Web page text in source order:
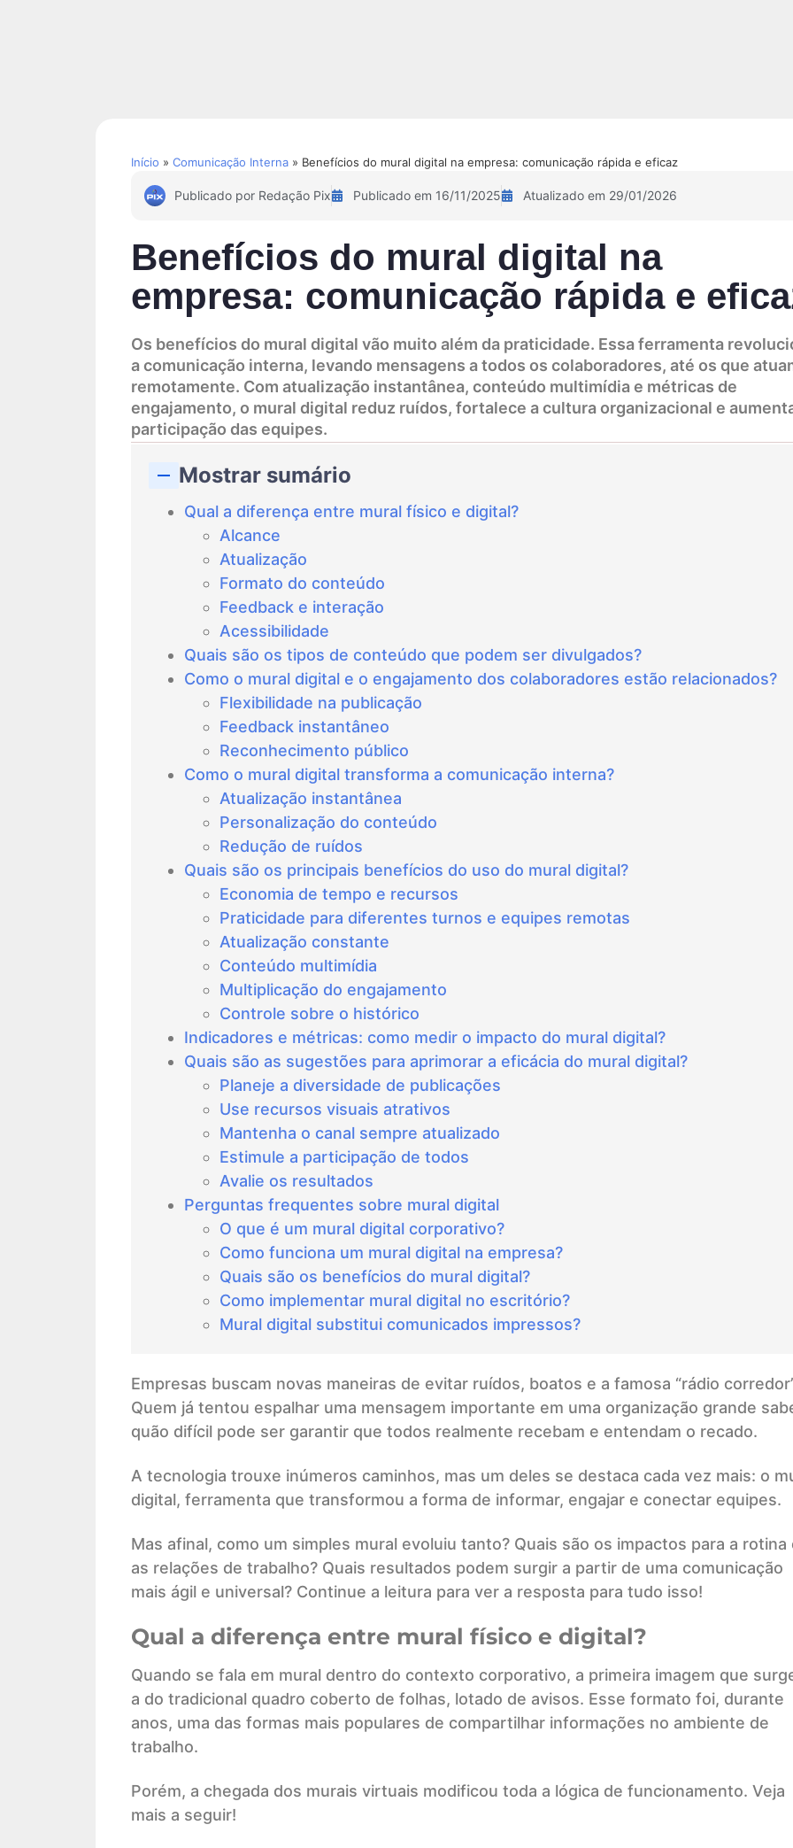
Início » Comunicação Interna » Benefícios do mural digital na empresa: comunicação rápida e eficaz
Publicado por Redação Pix Publicado em 16/11/2025 Atualizado em 29/01/2026
Benefícios do mural digital na
empresa: comunicação rápida e
Os benefícios do mural digital vão muito além da praticidade. Essa ferramenta
a comunicação interna, levando mensagens a todos os colaboradores, até os que
remotamente. Com atualização instantânea, conteúdo multimídia e métricas de
engajamento, o mural digital reduz ruídos, fortalece a cultura organizacional e
participação das equipes.
Mostrar sumário
Qual a diferença entre mural físico e digital?
Alcance
Atualização
Formato do conteúdo
Feedback e interação
Acessibilidade
Quais são os tipos de conteúdo que podem ser divulgados?
Como o mural digital e o engajamento dos colaboradores estão relacionados?
Flexibilidade na publicação
Feedback instantâneo
Reconhecimento público
Como o mural digital transforma a comunicação interna?
Atualização instantânea
Personalização do conteúdo
Redução de ruídos
Quais são os principais benefícios do uso do mural digital?
Economia de tempo e recursos
Praticidade para diferentes turnos e equipes remotas
Atualização constante
Conteúdo multimídia
Multiplicação do engajamento
Controle sobre o histórico
Indicadores e métricas: como medir o impacto do mural digital?
Quais são as sugestões para aprimorar a eficácia do mural digital?
Planeje a diversidade de publicações
Use recursos visuais atrativos
Mantenha o canal sempre atualizado
Estimule a participação de todos
Avalie os resultados
Perguntas frequentes sobre mural digital
O que é um mural digital corporativo?
Como funciona um mural digital na empresa?
Quais são os benefícios do mural digital?
Como implementar mural digital no escritório?
Mural digital substitui comunicados impressos?
Empresas buscam novas maneiras de evitar ruídos, boatos e a famosa “rádio
Quem já tentou espalhar uma mensagem importante em uma organização grande
quão difícil pode ser garantir que todos realmente recebam e entendam o recado.
A tecnologia trouxe inúmeros caminhos, mas um deles se destaca cada vez mais: o
digital, ferramenta que transformou a forma de informar, engajar e conectar equipes.
Mas afinal, como um simples mural evoluiu tanto? Quais são os impactos para a rotina
as relações de trabalho? Quais resultados podem surgir a partir de uma comunicação
mais ágil e universal? Continue a leitura para ver a resposta para tudo isso!
Qual a diferença entre mural físico e digital?
Quando se fala em mural dentro do contexto corporativo, a primeira imagem que
a do tradicional quadro coberto de folhas, lotado de avisos. Esse formato foi, durante
anos, uma das formas mais populares de compartilhar informações no ambiente de
trabalho.
Porém, a chegada dos murais virtuais modificou toda a lógica de funcionamento. Veja
mais a seguir!